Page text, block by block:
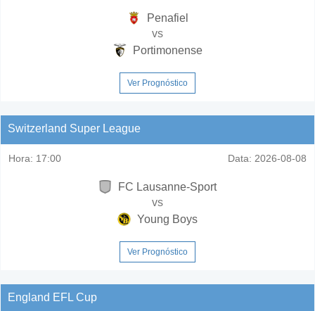
Penafiel
vs
Portimonense
Ver Prognóstico
Switzerland Super League
Hora: 17:00 Data: 2026-08-08
FC Lausanne-Sport
vs
Young Boys
Ver Prognóstico
England EFL Cup